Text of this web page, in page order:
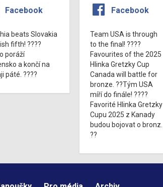
Facebook
beats Slovakia
fifth! ????
poráží
a končí na
páté. ????
Facebook
Team USA is through
to the final! ????
Favourites of the 2025
Hlinka Gretzky Cup
Canada will battle for
bronze. ??Tým USA
míří do finále! ????
Favorité Hlinka Gretzky
Cupu 2025 z Kanady
budou bojovat o bronz.
??